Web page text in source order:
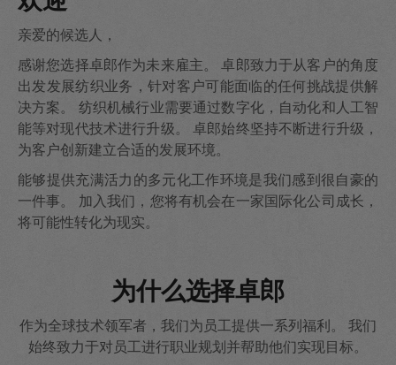
亲爱的候选人，
感谢您选择卓郎作为未来雇主。 卓郎致力于从客户的角度
出发发展纺织业务，针对客户可能面临的任何挑战提供解
决方案。 纺织机械行业需要通过数字化，自动化和人工智
能等对现代技术进行升级。 卓郎始终坚持不断进行升级，
为客户创新建立合适的发展环境。
能够提供充满活力的多元化工作环境是我们感到很自豪的
一件事。 加入我们，您将有机会在一家国际化公司成长，
将可能性转化为现实。
为什么选择卓郎
作为全球技术领军者，我们为员工提供一系列福利。 我们
始终致力于对员工进行职业规划并帮助他们实现目标。